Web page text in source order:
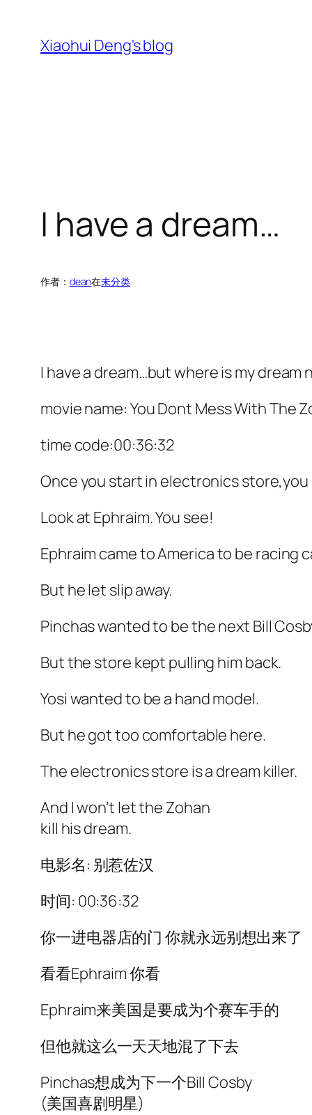
Xiaohui Deng's blog
I have a dream…
作者： dean在未分类
I have a dream…but where is my dream
movie name: You Dont Mess With The
time code:00:36:32
Once you start in electronics
Look at Ephraim. You see!
Ephraim came to America to be racing
But he let slip away.
Pinchas wanted to be the next Bill
But the store kept pulling him back.
Yosi wanted to be a hand model.
But he got too comfortable here.
The electronics store is a dream killer.
And I won’t let the Zohan
kill his dream.
电影名: 别惹佐汉
时间: 00:36:32
你一进电器店的门 你就永远别想出来了
看看Ephraim 你看
Ephraim来美国是要成为个赛车手的
但他就这么一天天地混了下去
Pinchas想成为下一个Bill Cosby
(美国喜剧明星)